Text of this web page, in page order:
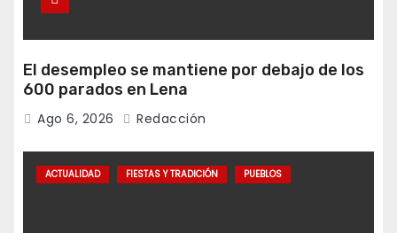
El desempleo se mantiene por debajo de los
600 parados en Lena
Ago 6, 2026 Redacción
ACTUALIDAD FIESTAS Y TRADICIÓN PUEBLOS